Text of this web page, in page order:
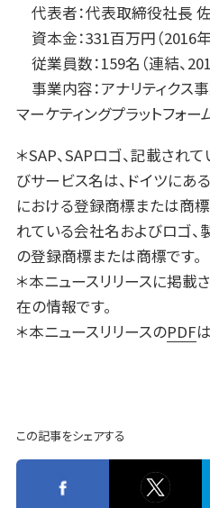
代表者：代表取締役社長
資本金：331百万円（2016
従業員数：159名（連結、
事業内容：アナリティクス
マーケティングプラットフォー
＊SAP、SAPロゴ、記載され
びサービス名は、ドイツにあ
における登録商標または商標
れている会社名およびロゴ
の登録商標または商標です。
＊本ニュースリリースに掲載
在の情報です。
＊本ニュースリリースのPDF
この記事をシェアする